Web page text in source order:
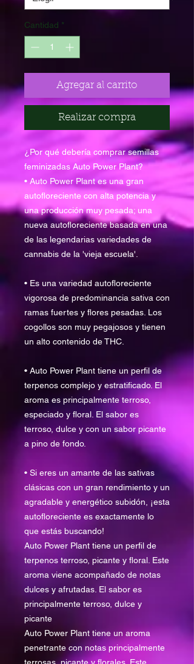
Cantidad *
Agregar al carrito
Realizar compra
¿Por qué debería comprar semillas
feminizadas Auto Power Plant?
• Auto Power Plant es una gran
autofloreciente con alta potencia y
una producción muy pesada; una
nueva autofloreciente basada en una
de las legendarias variedades de
cannabis de la 'vieja escuela'.
• Es una variedad autofloreciente
vigorosa de predominancia sativa con
ramas fuertes y flores pesadas. Los
cogollos son muy pegajosos y tienen
un alto contenido de THC.
• Auto Power Plant tiene un perfil de
terpenos complejo y estratificado. El
aroma es principalmente terroso,
especiado y floral. El sabor es
terroso, dulce y con un sabor picante
a pino de fondo.
• Si eres un amante de las sativas
clásicas con un gran rendimiento y un
agradable y energético subidón, ¡esta
autofloreciente es exactamente lo
que estás buscando!
Auto Power Plant tiene un perfil de
terpenos terroso, picante y floral. Este
aroma viene acompañado de notas
dulces y afrutadas. El sabor es
principalmente terroso, dulce y
picante
Auto Power Plant tiene un aroma
penetrante con notas principalmente